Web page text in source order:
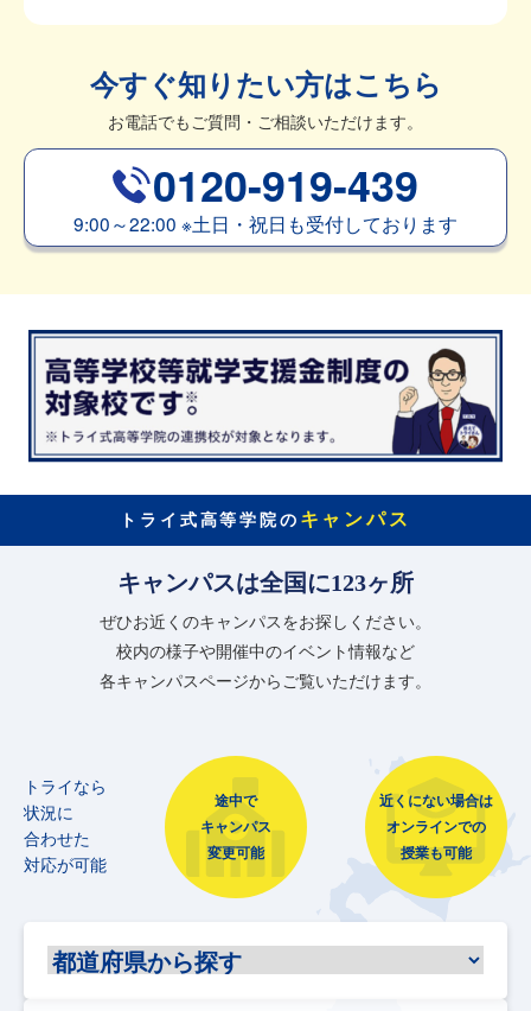
今すぐ知りたい方はこちら
お電話でもご質問・ご相談いただけます。
0120-919-439
9:00～22:00 ※土日・祝日も受付しております
トライ式高等学院の キャンパス
キャンパスは全国に123ヶ所
ぜひお近くのキャンパスをお探しください。
校内の様子や開催中のイベント情報など
各キャンパスページからご覧いただけます。
トライなら
状況に
合わせた
対応が可能
途中で
キャンパス
変更可能
近くにない場合は
オンラインでの
授業も可能